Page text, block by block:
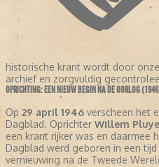
historische krant wordt door
archief en zorgvuldig
OPRICHTING: EEN NIEUW BEGIN NA DE OORLOG
Op 29 april 1946 verscheen het
Dagblad. Oprichter Willem
een krant rijker was en daarmee
Dagblad werd geboren in een
vernieuwing na de Tweede